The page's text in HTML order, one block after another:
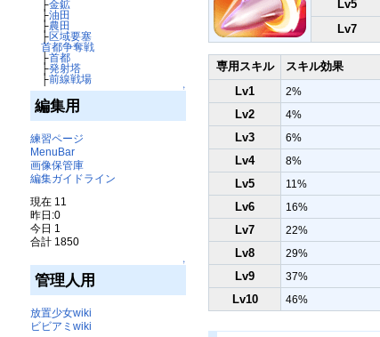
├金鉱
├油田
├農田
├区域要塞
首都争奪戦
├首都
├発射塔
├前線戦場
↑
編集用
練習ページ
MenuBar
画像保管庫
編集ガイドライン
現在 11
昨日:0
今日 1
合計 1850
↑
管理人用
放置少女wiki
ビビアミwiki
Lv5
Lv7
専用スキル スキル効果
Lv1
2%
Lv2 4%
Lv3 6%
Lv4 8%
Lv5 11%
Lv6 16%
Lv7 22%
Lv8 29%
Lv9 37%
Lv10 46%